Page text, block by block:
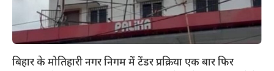
​बिहार के मोतिहारी नगर निगम में टेंडर प्रक्रिया एक बार फिर